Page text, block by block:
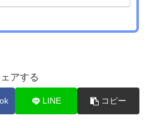
アする
LINE コピー